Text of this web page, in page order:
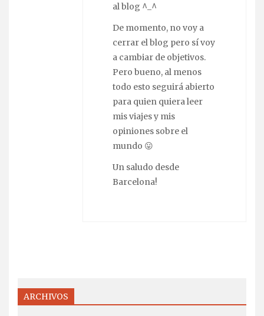
al blog ^_^
De momento, no voy a
cerrar el blog pero sí voy
a cambiar de objetivos.
Pero bueno, al menos
todo esto seguirá abierto
para quien quiera leer
mis viajes y mis
opiniones sobre el
mundo 😛
Un saludo desde
Barcelona!
ARCHIVOS